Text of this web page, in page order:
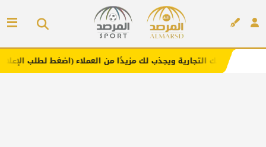
ويجذب لك مزيدًا من العملاء (اضغط لطلب الإعلان)